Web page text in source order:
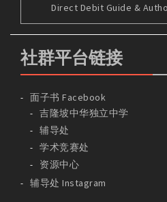
Direct Debit Guide &
社群平台链接
面子书 Facebook
吉隆坡中华独立中学
辅导处
学术竞赛处
资源中心
辅导处 Instagram